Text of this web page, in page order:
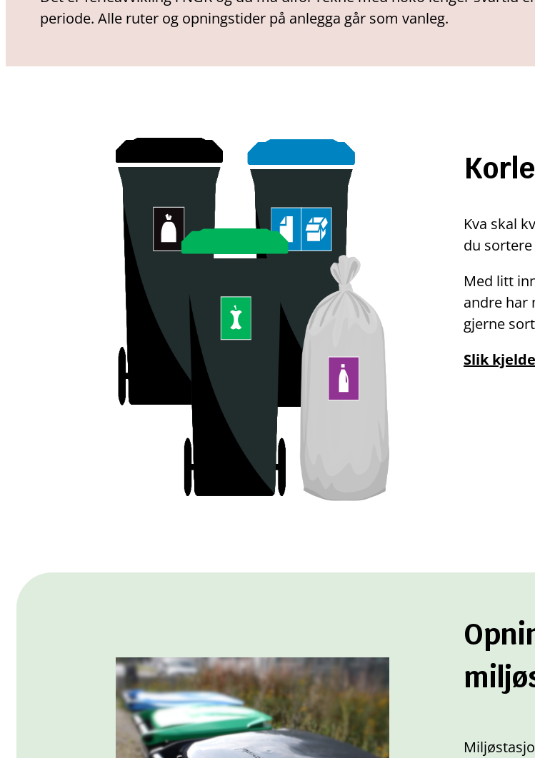
periode. Alle ruter og opningstider på anlegga går som vanleg.
Kva skal
du
Med litt
andre har
gjerne
Slik